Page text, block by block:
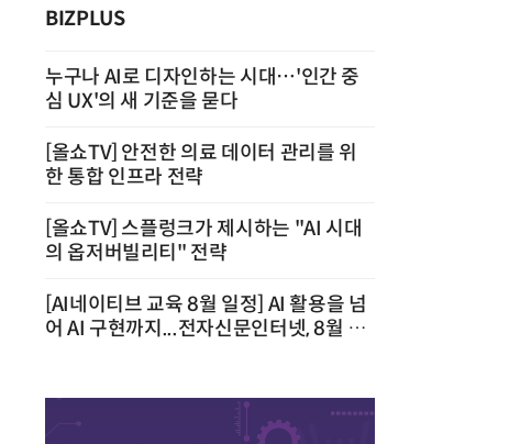
BIZPLUS
누구나 AI로 디자인하는 시대…'인간 중
심 UX'의 새 기준을 묻다
[올쇼TV] 안전한 의료 데이터 관리를 위
한 통합 인프라 전략
[올쇼TV] 스플렁크가 제시하는 "AI 시대
의 옵저버빌리티" 전략
[AI네이티브 교육 8월 일정] AI 활용을 넘
어 AI 구현까지...전자신문인터넷, 8월 실